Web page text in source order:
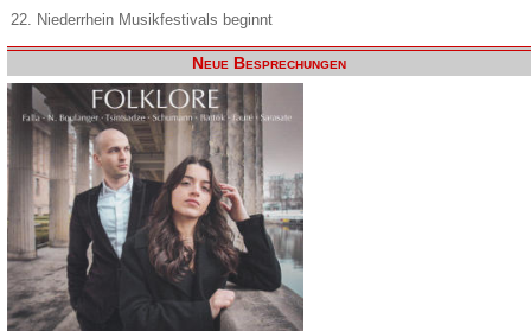
22. Niederrhein Musikfestivals beginnt
Neue Besprechungen